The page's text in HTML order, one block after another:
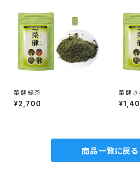
菜健 緑茶
¥2,700
菜健 き
商品一覧に戻る